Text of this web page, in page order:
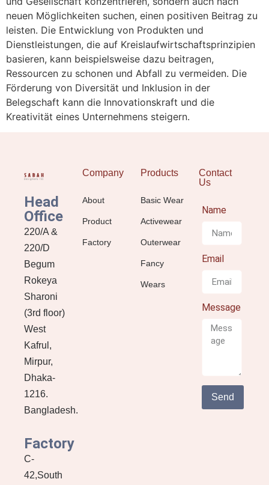
neuen Möglichkeiten suchen, einen positiven Beitrag zu
leisten. Die Entwicklung von Produkten und
Dienstleistungen, die auf Kreislaufwirtschaftsprinzipien
basieren, kann beispielsweise dazu beitragen,
Ressourcen zu schonen und Abfall zu vermeiden. Die
Förderung von Diversität und Inklusion in der
Belegschaft kann die Innovationskraft und die
Kreativität eines Unternehmens steigern.
Head
Office
220/A &
220/D
Begum
Rokeya
Sharoni
(3rd floor)
West
Kafrul,
Mirpur,
Dhaka-
1216.
Bangladesh.
Factory
C-
42,South
Company
About
Product
Factory
Products
Basic Wear
Activewear
Outerwear
Fancy
Wears
Contact
Us
Name
Email
Message
Send